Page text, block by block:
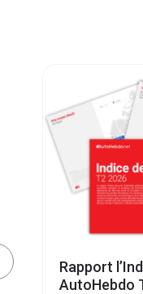
Rapport
AutoHebdo